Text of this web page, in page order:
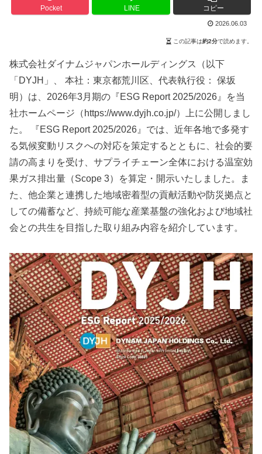
Pocket LINE コピー
2026.06.03
この記事は約2分で読めます。
株式会社ダイナムジャパンホールディングス（以下
「DYJH」、 本社：東京都荒川区、代表執行役： 保坂
明）は、2026年3月期の『ESG Report 2025/2026』を当
社ホームページ（https://www.dyjh.co.jp/）上に公開しまし
た。 『ESG Report 2025/2026』では、近年各地で多発す
る気候変動リスクへの対応を策定するとともに、社会的要
請の高まりを受け、サプライチェーン全体における温室効
果ガス排出量（Scope 3）を算定・開示いたしました。ま
た、他企業と連携した地域密着型の貢献活動や防災拠点と
しての備蓄など、持続可能な産業基盤の強化および地域社
会との共生を目指した取り組み内容を紹介しています。